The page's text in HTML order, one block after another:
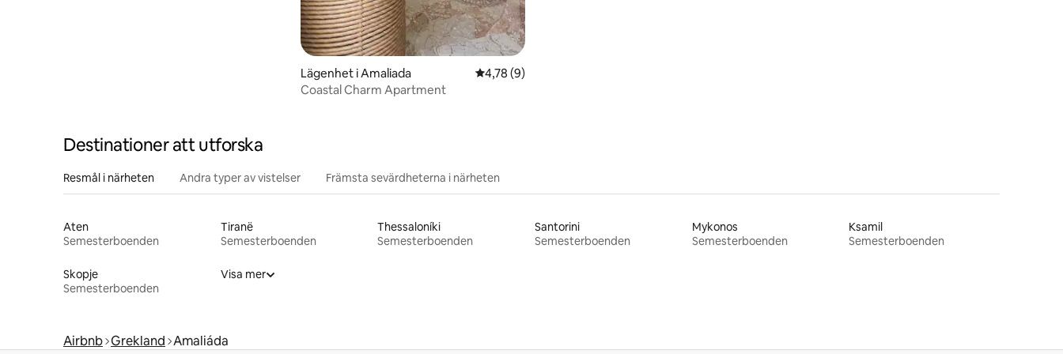
Lägenhet i Amaliada 4,78 av 5 i genomsnittligt betyg, 9 omdömen
4,78 (9)
Coastal Charm Apartment
Destinationer att utforska
Resmål i närheten Andra typer av vistelser Främsta sevärdheterna i närheten
Aten
Semesterboenden
Tiranë
Semesterboenden
Thessaloníki
Semesterboenden
Santorini
Semesterboenden
Mykonos
Semesterboenden
Ksamil
Semesterboenden
Skopje
Semesterboenden
Visa mer
Airbnb Grekland Amaliáda